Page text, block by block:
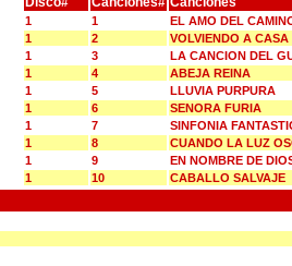
1 1
EL AMO DEL
1
2
VOLVIENDO A CASA
1
3
LA CANCION DEL
1
4
ABEJA REINA
1
5
LLUVIA PURPURA
1
6
SENORA FURIA
1
7
SINFONIA
1
8
CUANDO LA LUZ
1
9
EN NOMBRE DE
1
10 CABALLO SALVAJE